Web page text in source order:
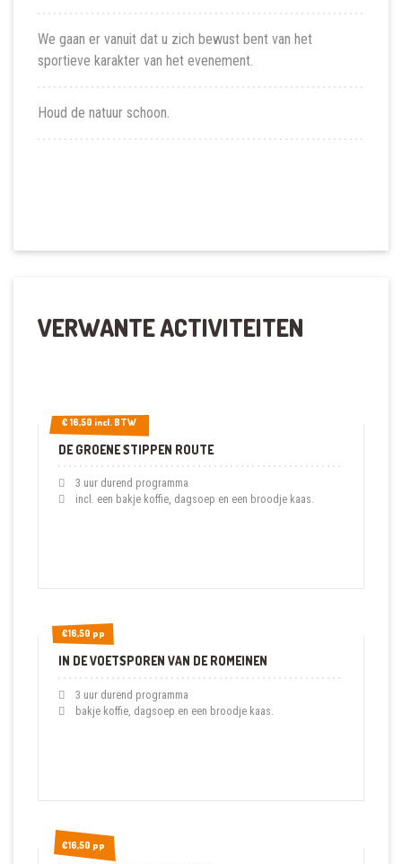
We gaan er vanuit dat u zich bewust bent van het
sportieve karakter van het evenement.
Houd de natuur schoon.
VERWANTE ACTIVITEITEN
€ 16,50 incl. BTW
€ 16,50 incl. BTW
DE GROENE STIPPEN ROUTE
3 uur durend programma
incl. een bakje koffie, dagsoep en een broodje kaas.
€16,50 pp
€16,50 pp
IN DE VOETSPOREN VAN DE ROMEINEN
3 uur durend programma
bakje koffie, dagsoep en een broodje kaas.
€16,50 pp
€16,50 pp